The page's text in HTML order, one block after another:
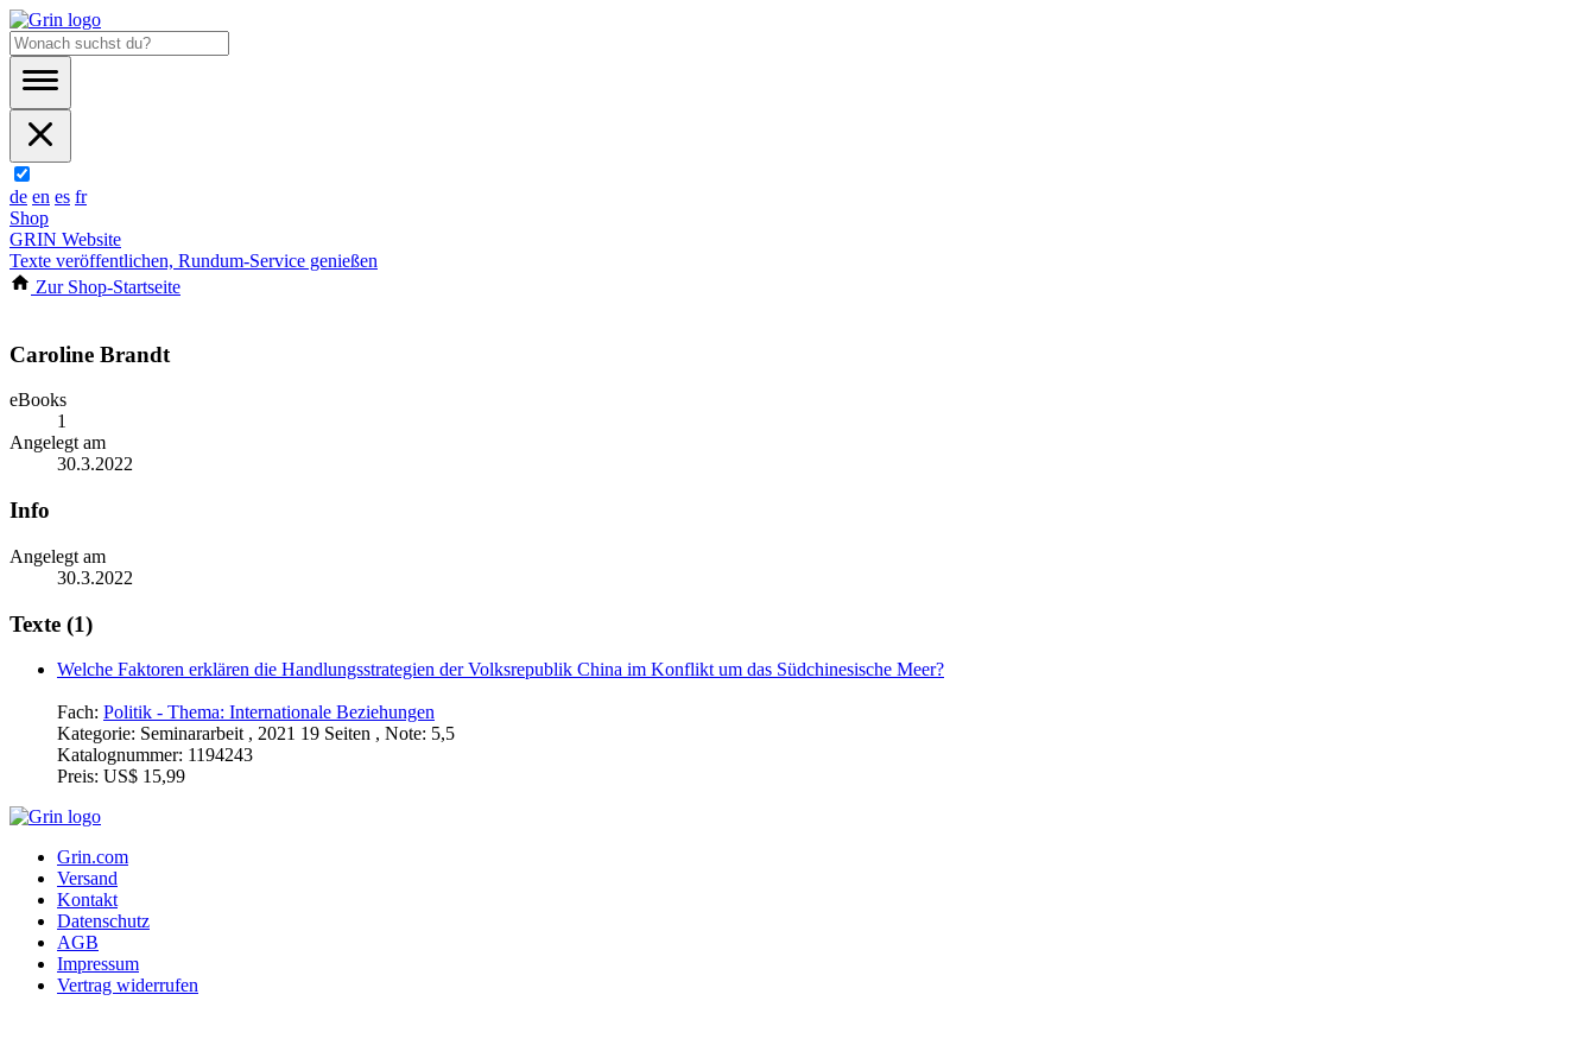
de en es fr
Shop
GRIN Website
Texte veröffentlichen, Rundum-Service genießen
Zur Shop-Startseite
Caroline Brandt
eBooks
1
Angelegt am
30.3.2022
Info
Angelegt am
30.3.2022
Texte (1)
Welche Faktoren erklären die Handlungsstrategien der Volksrepublik China im Konflikt um das Südchinesische Meer?
Fach: Politik - Thema: Internationale Beziehungen
Kategorie: Seminararbeit , 2021 19 Seiten , Note: 5,5
Katalognummer: 1194243
Preis: US$ 15,99
Grin.com
Versand
Kontakt
Datenschutz
AGB
Impressum
Vertrag widerrufen